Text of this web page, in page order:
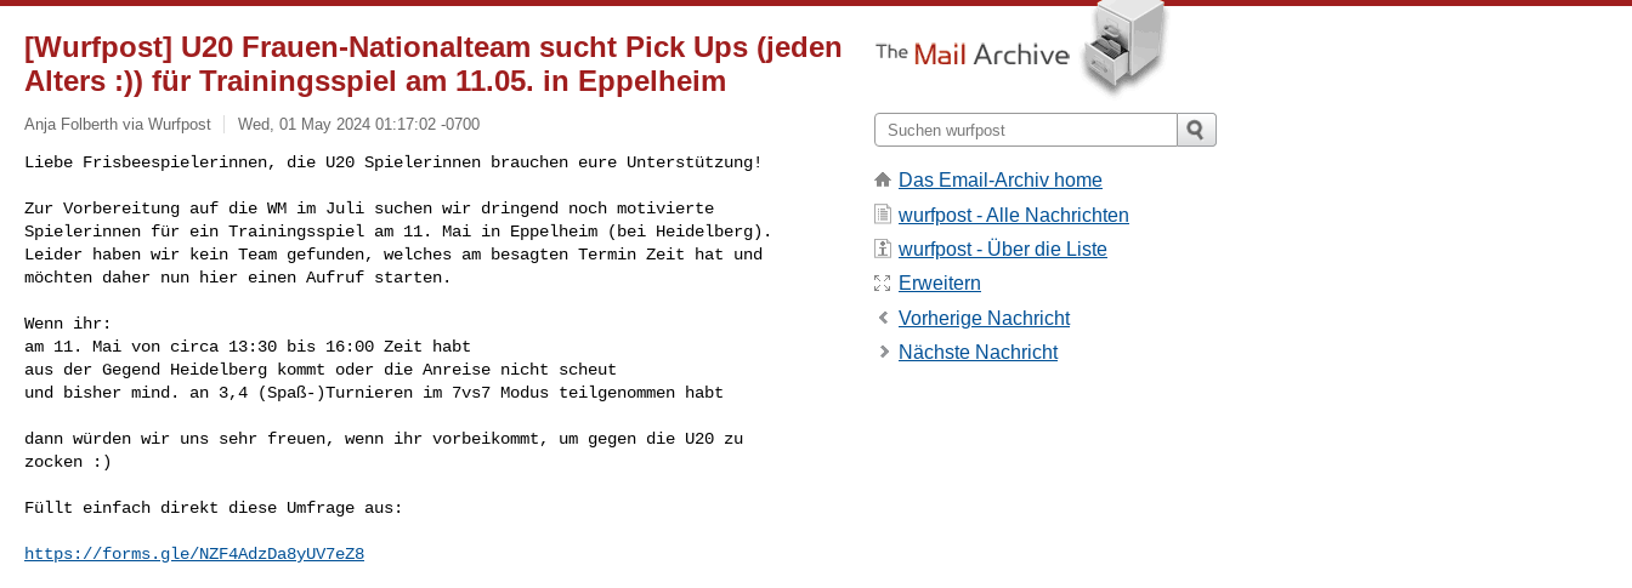
[Wurfpost] U20 Frauen-Nationalteam sucht Pick Ups (jeden
Alters :)) für Trainingsspiel am 11.05. in Eppelheim
Anja Folberth via Wurfpost Wed, 01 May 2024 01:17:02 -0700
Liebe Frisbeespielerinnen, die U20 Spielerinnen brauchen eure Unterstützung!
Zur Vorbereitung auf die WM im Juli suchen wir dringend noch motivierte
Spielerinnen für ein Trainingsspiel am 11. Mai in Eppelheim (bei Heidelberg).
Leider haben wir kein Team gefunden, welches am besagten Termin Zeit hat und
möchten daher nun hier einen Aufruf starten.
Wenn ihr:
am 11. Mai von circa 13:30 bis 16:00 Zeit habt
aus der Gegend Heidelberg kommt oder die Anreise nicht scheut
und bisher mind. an 3,4 (Spaß-)Turnieren im 7vs7 Modus teilgenommen habt
dann würden wir uns sehr freuen, wenn ihr vorbeikommt, um gegen die U20 zu
zocken :)
Füllt einfach direkt diese Umfrage aus:
https://forms.gle/NZF4AdzDa8yUV7eZ8
Das Email-Archiv home
wurfpost - Alle Nachrichten
wurfpost - Über die Liste
Erweitern
Vorherige Nachricht
Nächste Nachricht